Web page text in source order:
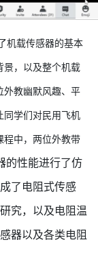
机载传感器的基本
景，以及整个机载
外教幽默风趣、平
同学们对民用飞机
程中，两位外教带
的性能进行了仿
了电阻式传感
究，以及电阻温
器以及各类电阻